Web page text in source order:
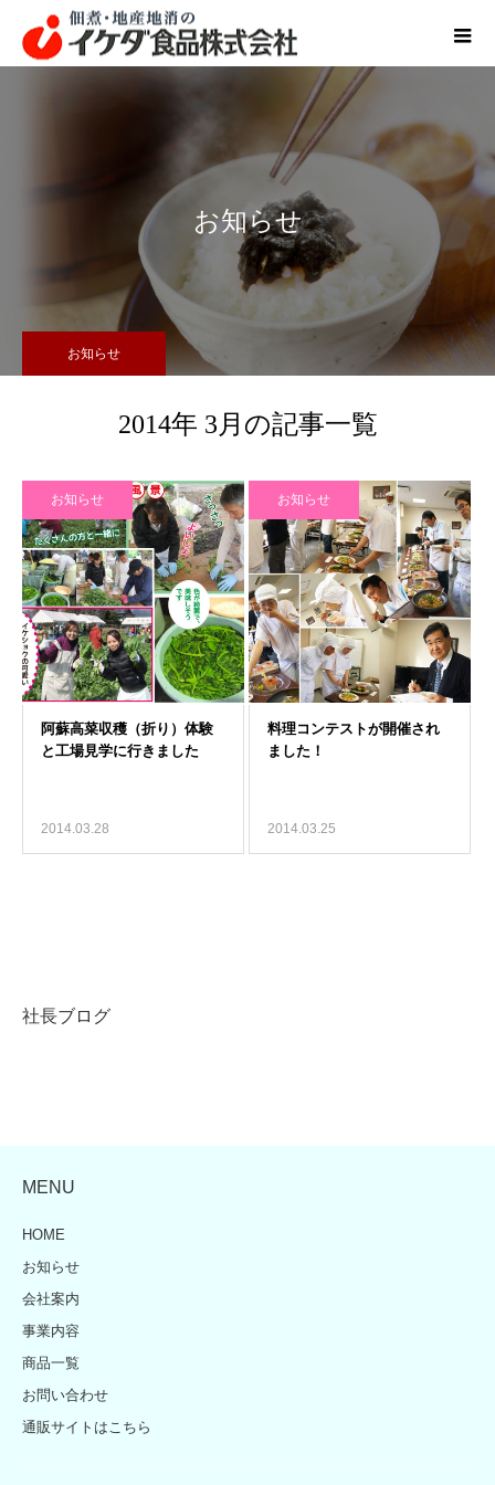
お知らせ
お知らせ
2014年 3月の記事一覧
お知らせ
2014.03.28
お知らせ
2014.03.25
社長ブログ
MENU
HOME
お知らせ
会社案内
事業内容
商品一覧
お問い合わせ
通販サイトはこちら